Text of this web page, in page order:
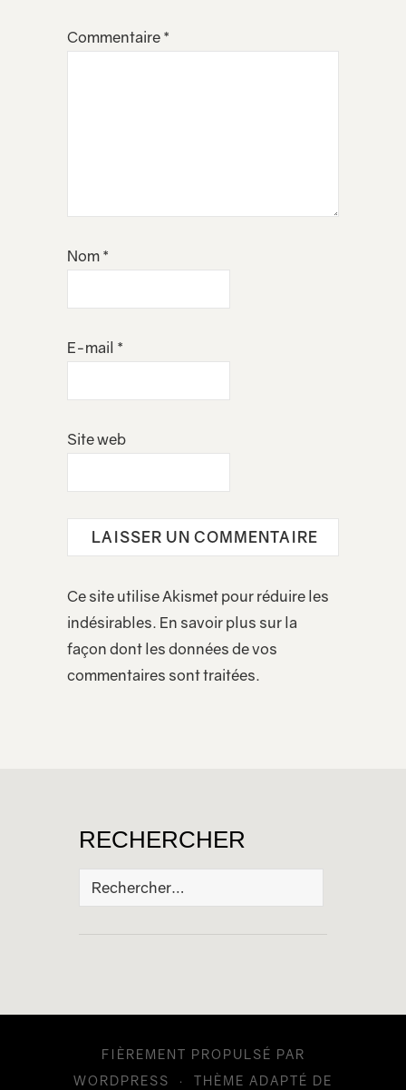
Commentaire *
Nom *
E-mail *
Site web
Ce site utilise Akismet pour réduire les
indésirables. En savoir plus sur la
façon dont les données de vos
commentaires sont traitées.
RECHERCHER
Rechercher :
FIÈREMENT PROPULSÉ PAR
WORDPRESS
· THÈME ADAPTÉ DE